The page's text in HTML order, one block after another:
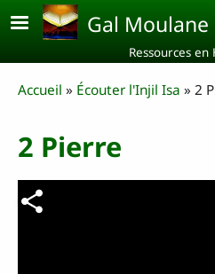
Aller au contenu principal
Ressources en
Breadcrumb
Accueil Écouter l'Injil Isa 2
2 Pierre